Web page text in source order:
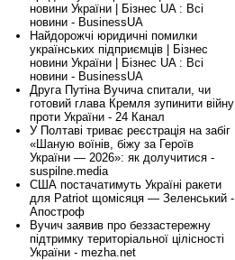
новини України | Бізнес UA : Всі
новини - BusinessUA
Найдорожчі юридичні помилки
українських підприємців | Бізнес
новини України | Бізнес UA : Всі
новини - BusinessUA
Друга Путіна Вучича спитали, чи
готовий глава Кремля зупинити війну
проти України - 24 Канал
У Полтаві триває реєстрація на забіг
«Шаную воїнів, біжу за Героїв
України — 2026»: як долучитися -
suspilne.media
США постачатимуть Україні ракети
для Patriot щомісяця — Зеленський -
Апостроф
Вучич заявив про беззастережну
підтримку територіальної цілісності
України - mezha.net